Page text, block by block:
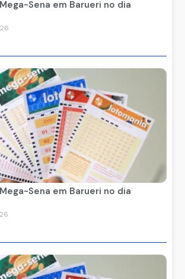
Sena em Barueri no dia
Sena em Barueri no dia